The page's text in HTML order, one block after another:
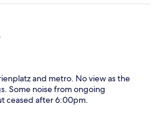
and metro. No view as the
Some noise from ongoing
ceased after 6:00pm.